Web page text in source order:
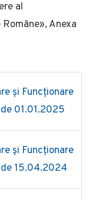
al
Anexa
și Funcționare
01.01.2025
și Funcționare
15.04.2024